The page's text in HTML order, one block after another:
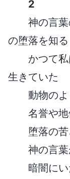
2
神の言
の堕落を知る
かつて
生きていた
動物の
名誉や
堕落の
神の言
暗闇に